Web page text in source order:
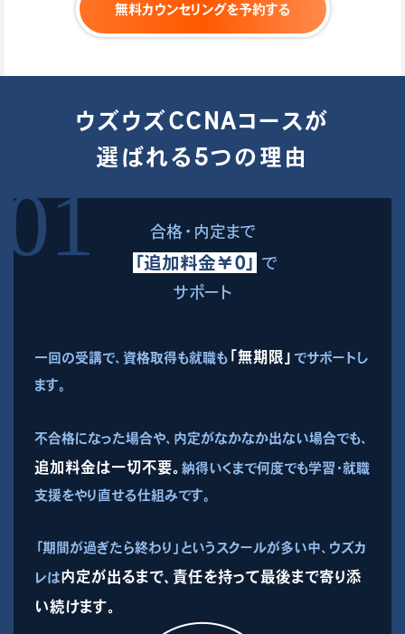
無料カウンセリングを予約する
ウズウズCCNAコースが
選ばれる5つの理由
合格・内定まで
「追加料金￥0」 で
サポート
一回の受講で、資格取得も就職も「無期限」 でサポートし
ます。
不合格になった場合や、内定がなかなか出ない場合でも、
追加料金は一切不要。 納得いくまで何度でも学習・就職
支援をやり直せる仕組みです。
「期間が過ぎたら終わり」というスクールが多い中、ウズカ
レは内定が出るまで、責任を持って最後まで寄り添
い続けます。